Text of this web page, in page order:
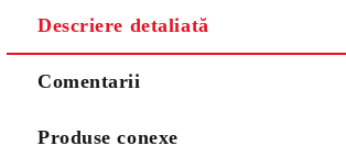
Descriere detaliată
Comentarii
Produse conexe